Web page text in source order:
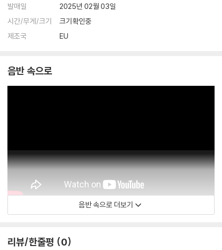
발매일
2025년 02월 03일
시간/무게/크기
크기확인중
제조국
EU
음반 속으로
음반 속으로 더보기
리뷰/한줄평 0